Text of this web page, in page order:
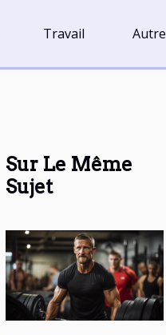
Travail Autre
Sur Le Même
Sujet